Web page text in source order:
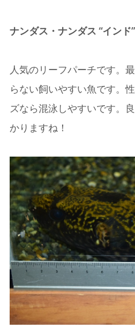
ナンダス・ナンダス “イン
人気のリーフパーチです。
らない飼いやすい魚です。
ズなら混泳しやすいです。
かりますね！